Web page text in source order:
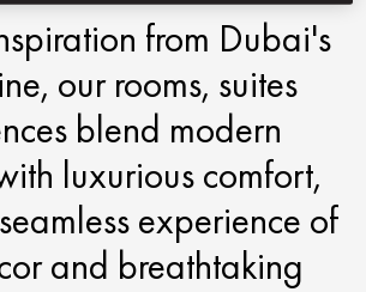
from Dubai's
our rooms, suites
blend modern
luxurious comfort,
experience of
and breathtaking